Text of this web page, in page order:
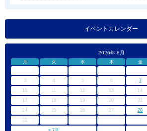
イベントカレンダー
2026年 8月
月 火 水 木 金
3
4 5 6 7
10
12 13 14
17
18 19 20 21
24
25 26 27 28
31
« 7月